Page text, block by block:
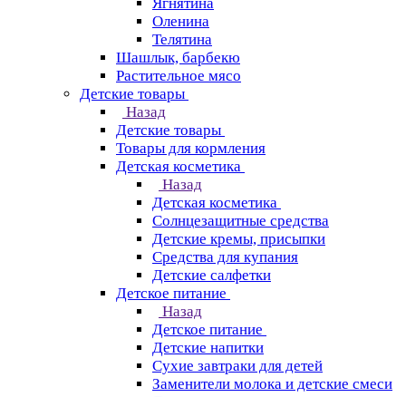
Оленина
Телятина
Шашлык, барбекю
Растительное мясо
Детские товары
Назад
Детские товары
Товары для кормления
Детская косметика
Назад
Детская косметика
Солнцезащитные средства
Детские кремы, присыпки
Средства для купания
Детские салфетки
Детское питание
Назад
Детское питание
Детские напитки
Сухие завтраки для детей
Заменители молока и детские смеси